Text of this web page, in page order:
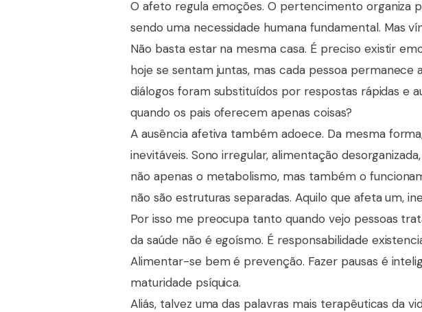
O afeto regula emoções. O pertencimento organiza
sendo uma necessidade humana fundamental. Mas
Não basta estar na mesma casa. É preciso existir
hoje se sentam juntas, mas cada pessoa permanece
diálogos foram substituídos por respostas rápidas e
quando os pais oferecem apenas coisas?
A ausência afetiva também adoece. Da mesma
inevitáveis. Sono irregular, alimentação
não apenas o metabolismo, mas também o
não são estruturas separadas. Aquilo que afeta um,
Por isso me preocupa tanto quando vejo pessoas
da saúde não é egoísmo. É responsabilidade
Alimentar-se bem é prevenção. Fazer pausas é
maturidade psíquica.
Aliás, talvez uma das palavras mais terapêuticas da